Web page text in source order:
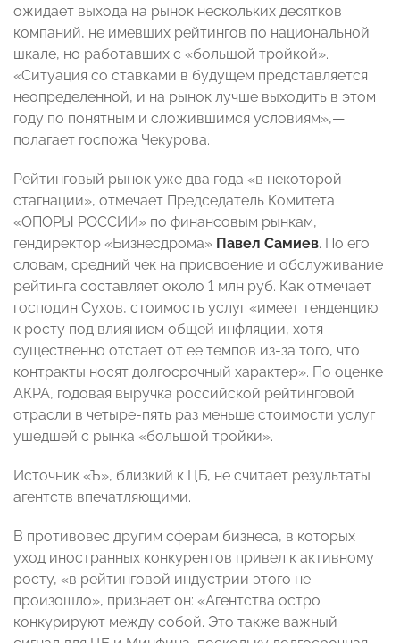
ожидает выхода на рынок нескольких десятков
компаний, не имевших рейтингов по национальной
шкале, но работавших с «большой тройкой».
«Ситуация со ставками в будущем представляется
неопределенной, и на рынок лучше выходить в этом
году по понятным и сложившимся условиям»,—
полагает госпожа Чекурова.
Рейтинговый рынок уже два года «в некоторой
стагнации», отмечает Председатель Комитета
«ОПОРЫ РОССИИ» по финансовым рынкам,
гендиректор «Бизнесдрома» Павел Самиев. По его
словам, средний чек на присвоение и обслуживание
рейтинга составляет около 1 млн руб. Как отмечает
господин Сухов, стоимость услуг «имеет тенденцию
к росту под влиянием общей инфляции, хотя
существенно отстает от ее темпов из-за того, что
контракты носят долгосрочный характер». По оценке
АКРА, годовая выручка российской рейтинговой
отрасли в четыре-пять раз меньше стоимости услуг
ушедшей с рынка «большой тройки».
Источник «Ъ», близкий к ЦБ, не считает результаты
агентств впечатляющими.
В противовес другим сферам бизнеса, в которых
уход иностранных конкурентов привел к активному
росту, «в рейтинговой индустрии этого не
произошло», признает он: «Агентства остро
конкурируют между собой. Это также важный